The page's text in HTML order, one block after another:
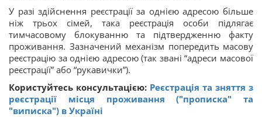
У разі здійснення реєстрації за однією адресою більше
ніж трьох сімей, така реєстрація особи підлягає
тимчасовому блокуванню та підтвердженню факту
проживання. Зазначений механізм попередить масову
реєстрацію за однією адресою (так звані “адреси масової
реєстрації” або “рукавички”).
Користуйтесь консультацією: Реєстрація та зняття з
реєстрації місця проживання ("прописка" та
"виписка") в Україні